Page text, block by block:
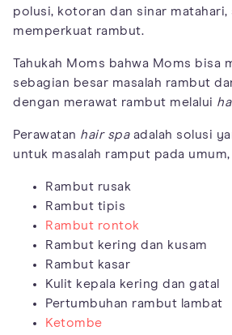
polusi, kotoran dan sinar matahari,
memperkuat rambut.
Tahukah Moms bahwa Moms bisa
sebagian besar masalah rambut
dengan merawat rambut melalui
Perawatan hair spaadalah solusi
untuk masalah ramput pada
Rambut rusak
Rambut tipis
Rambut rontok
Rambut kering dan kusam
Rambut kasar
Kulit kepala kering dan gatal
Pertumbuhan rambut lambat
Ketombe